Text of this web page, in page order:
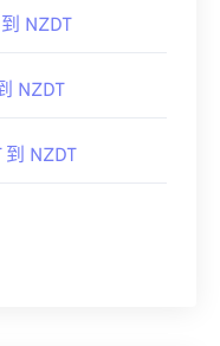
NZDT
NZDT
到 NZDT